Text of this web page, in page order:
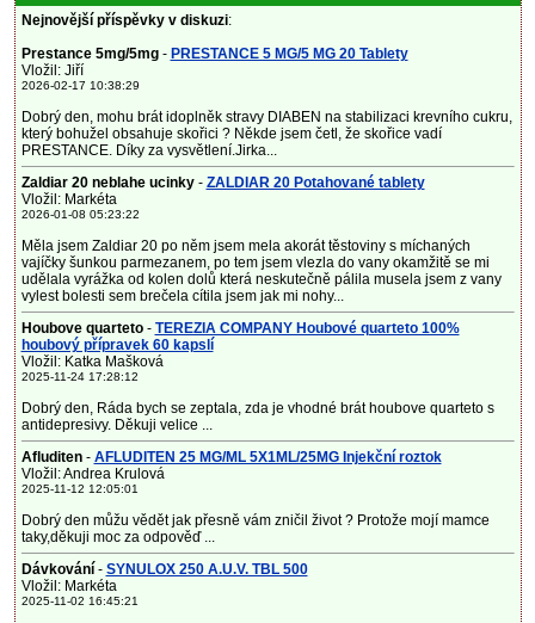
Nejnovější příspěvky v diskuzi:
Prestance 5mg/5mg- PRESTANCE 5 MG/5 MG 20 Tablety
Vložil: Jiří
2026-02-17 10:38:29
Dobrý den, mohu brát idoplněk stravy DIABEN na stabilizaci krevního cukru,
který bohužel obsahuje skořici ? Někde jsem četl, že skořice vadí
PRESTANCE. Díky za vysvětlení.Jirka...
Zaldiar 20 neblahe ucinky- ZALDIAR 20 Potahované tablety
Vložil: Markéta
2026-01-08 05:23:22
Měla jsem Zaldiar 20 po něm jsem mela akorát těstoviny s míchaných
vajíčky šunkou parmezanem, po tem jsem vlezla do vany okamžitě se mi
udělala vyrážka od kolen dolů která neskutečně pálila musela jsem z vany
vylest bolesti sem brečela cítila jsem jak mi nohy...
Houbove quarteto- TEREZIA COMPANY Houbové quarteto 100%
houbový přípravek 60 kapslí
Vložil: Katka Mašková
2025-11-24 17:28:12
Dobrý den, Ráda bych se zeptala, zda je vhodné brát houbove quarteto s
antidepresivy. Děkuji velice ...
Afluditen- AFLUDITEN 25 MG/ML 5X1ML/25MG Injekční roztok
Vložil: Andrea Krulová
2025-11-12 12:05:01
Dobrý den můžu vědět jak přesně vám zničil život ? Protože mojí mamce
taky,děkuji moc za odpověď ...
Dávkování - SYNULOX 250 A.U.V. TBL 500
Vložil: Markéta
2025-11-02 16:45:21